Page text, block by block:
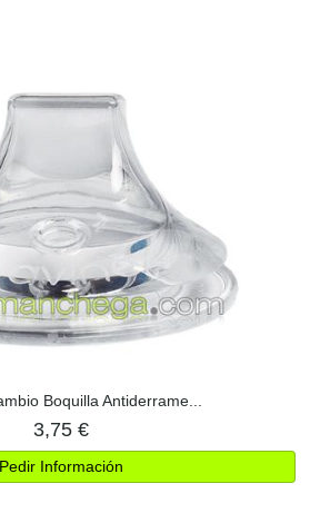
Boquilla Antiderrame...
3,75 €
Pedir Información